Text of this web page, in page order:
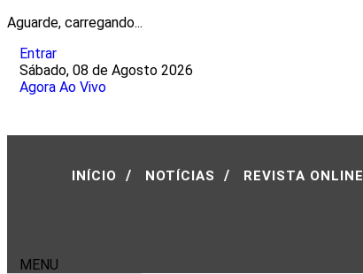
Aguarde, carregando...
Entrar
Sábado, 08 de Agosto 2026
Agora Ao Vivo
INÍCIO / NOTÍCIAS / REVISTA ONLINE
MENU